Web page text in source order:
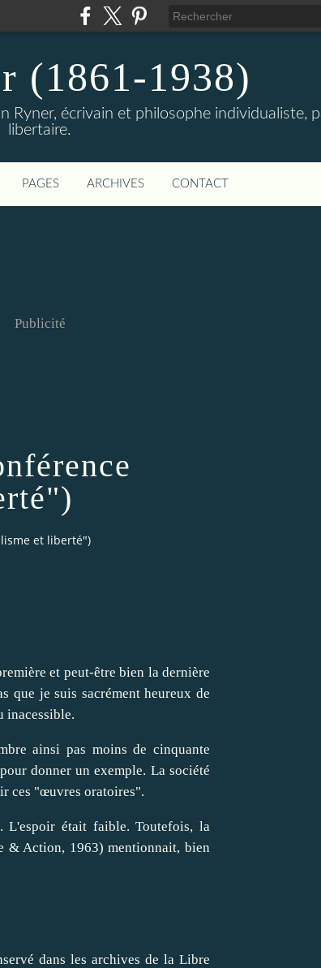
(1861-1938)
Ryner, écrivain et philosophe individualiste,
libertaire.
PAGES ARCHIVES CONTACT
Publicité
et liberté")
et peut-être bien la dernière
que je suis sacrément heureux de
inacessible.
ainsi pas moins de cinquante
donner un exemple. La société
ces "œuvres oratoires".
L'espoir était faible. Toutefois, la
& Action, 1963) mentionnait, bien
dans les archives de la Libre